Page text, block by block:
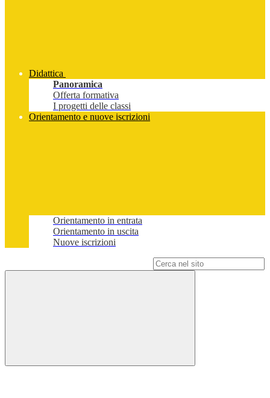
Didattica
Panoramica
Offerta formativa
I progetti delle classi
Orientamento e nuove iscrizioni
Orientamento in entrata
Orientamento in uscita
Nuove iscrizioni